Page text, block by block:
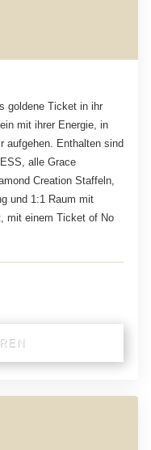
goldene Ticket in ihr
mit ihrer Energie, in
aufgehen. Enthalten sind
alle Grace
Creation Staffeln,
und 1:1 Raum mit
mit einem Ticket of No